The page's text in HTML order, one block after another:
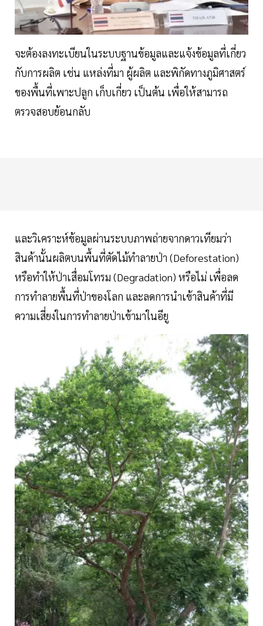
จะต้องลงทะเบียนในระบบฐานข้อมูลและแจ้งข้อมูลที่เกี่ยว
กับการผลิต เช่น แหล่งที่มา ผู้ผลิต และพิกัดทางภูมิศาสตร์
ของพื้นที่เพาะปลูก เก็บเกี่ยว เป็นต้น เพื่อให้สามารถ
ตรวจสอบย้อนกลับ
และวิเคราะห์ข้อมูลผ่านระบบภาพถ่ายจากดาวเทียมว่า
สินค้านั้นผลิตบนพื้นที่ตัดไม้ทำลายป่า (Deforestation)
หรือทำให้ป่าเสื่อมโทรม (Degradation) หรือไม่ เพื่อลด
การทำลายพื้นที่ป่าของโลก และลดการนำเข้าสินค้าที่มี
ความเสี่ยงในการทำลายป่าเข้ามาในอียู